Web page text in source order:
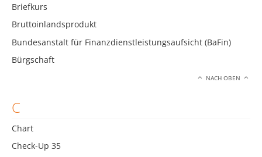
Briefkurs
Bruttoinlandsprodukt
Bundesanstalt für Finanzdienstleistungsaufsicht (BaFin)
Bürgschaft
NACH OBEN
C
Chart
Check-Up 35